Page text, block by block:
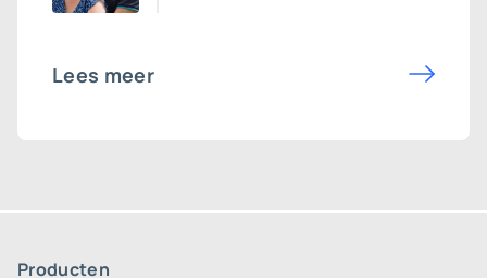
Lees meer
Producten